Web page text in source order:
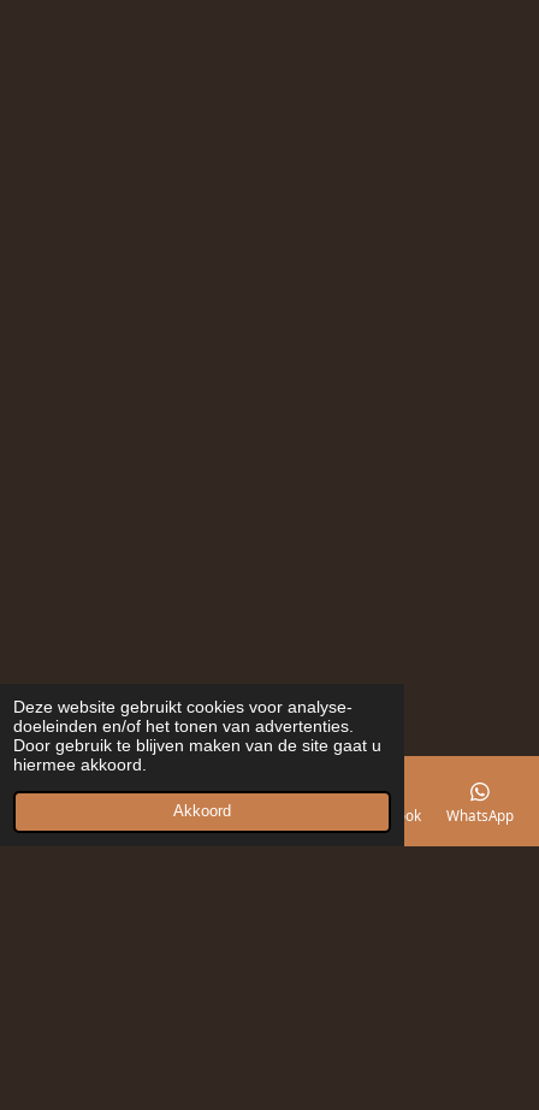
Deze website gebruikt cookies voor analyse-
doeleinden en/of het tonen van advertenties.
Door gebruik te blijven maken van de site gaat u
hiermee akkoord.
Akkoord
Telefoonnummer Facebook WhatsApp